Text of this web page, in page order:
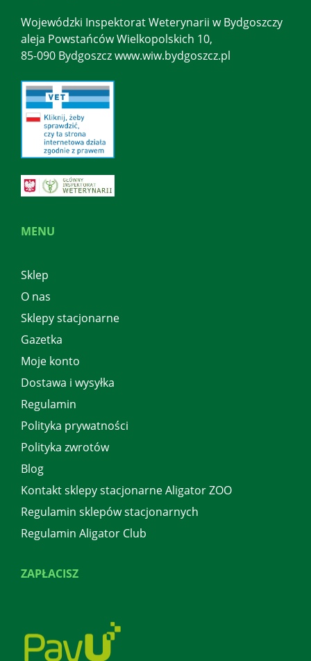
MENU
Sklep
O nas
Sklepy stacjonarne
Gazetka
Moje konto
Dostawa i wysyłka
Regulamin
Polityka prywatności
Polityka zwrotów
Blog
Kontakt sklepy stacjonarne Aligator ZOO
Regulamin sklepów stacjonarnych
Regulamin Aligator Club
ZAPŁACISZ
Wojewódzki Inspektorat Weterynarii w Bydgoszczy
aleja Powstańców Wielkopolskich 10,
85-090 Bydgoszcz www.wiw.bydgoszcz.pl